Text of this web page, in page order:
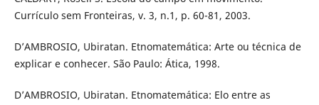
Currículo sem Fronteiras, v. 3, n.1, p. 60-81, 2003.
D’AMBROSIO, Ubiratan. Etnomatemática: Arte ou técnica de
explicar e conhecer. São Paulo: Ática, 1998.
D’AMBROSIO, Ubiratan. Etnomatemática: Elo entre as